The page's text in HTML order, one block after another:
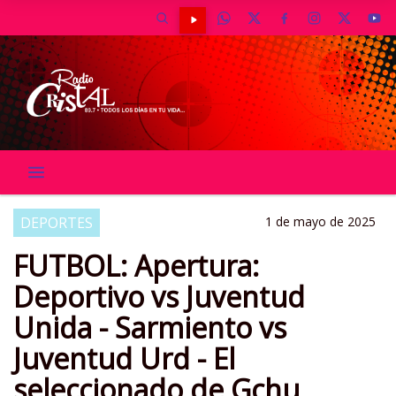
DEPORTES 1 de mayo de 2025
FUTBOL: Apertura:
Deportivo vs Juventud
Unida - Sarmiento vs
Juventud Urd - El